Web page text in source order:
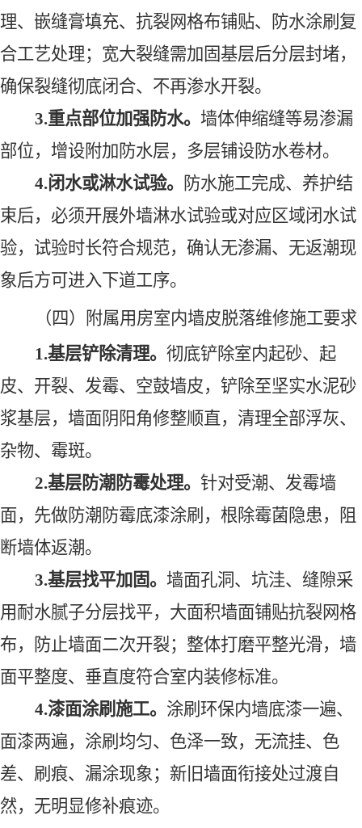
理、嵌缝膏填充、抗裂网格布铺贴、防水涂刷复
合工艺处理；宽大裂缝需加固基层后分层封堵，
确保裂缝彻底闭合、不再渗水开裂。
3.重点部位加强防水。 墙体伸缩缝等易渗漏
部位，增设附加防水层，多层铺设防水卷材。
4.闭水或淋水试验。
防水施工完成、养护结
束后，必须开展外墙淋水试验或对应区域闭水试
验，试验时长符合规范，确认无渗漏、无返潮现
象后方可进入下道工序。
（四）
附属用房室内墙皮脱落维修施工要求
1.基层铲除清理。 彻底铲除室内起砂、起
皮、开裂、发霉、空鼓墙皮，铲除至坚实水泥砂
浆基层，墙面阴阳角修整顺直，清理全部浮灰、
杂物、霉斑。
2.基层防潮防霉处理。 针对受潮、发霉墙
面，先做防潮防霉底漆涂刷，根除霉菌隐患，阻
断墙体返潮。
3.基层找平加固。 墙面孔洞、坑洼、缝隙采
用耐水腻子分层找平，大面积墙面铺贴抗裂网格
布，防止墙面二次开裂；整体打磨平整光滑，墙
面平整度、垂直度符合室内装修标准。
4.漆面涂刷施工。 涂刷环保内墙底漆一遍、
面漆两遍，涂刷均匀、色泽一致，无流挂、色
差、刷痕、漏涂现象；新旧墙面衔接处过渡自
然，无明显修补痕迹。